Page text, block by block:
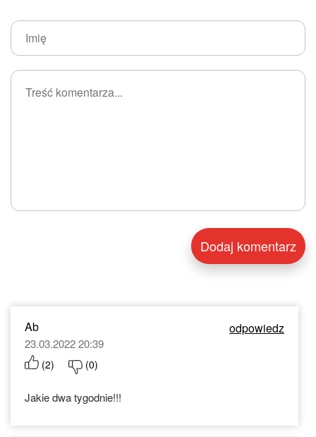
Ab odpowiedz
23.03.2022 20:39
(2) (0)
Jakie dwa tygodnie!!!